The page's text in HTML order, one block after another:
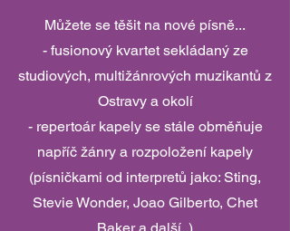
Můžete se těšit na nové písně...
- fusionový kvartet sekládaný ze
studiových, multižánrových muzikantů z
Ostravy a okolí
- repertoár kapely se stále obměňuje
napříč žánry a rozpoložení kapely
(písničkami od interpretů jako: Sting,
Stevie Wonder, Joao Gilberto, Chet